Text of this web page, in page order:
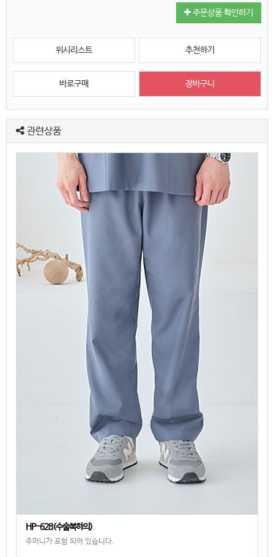
주문상품 확인하기
위시리스트 추천하기
관련상품
HP-628(수술복하의)
주머니가 포함 되어 있습니다.